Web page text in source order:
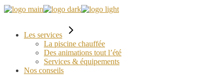
Les services
La piscine chauffée
Des animations tout l’été
Services & équipements
Nos conseils